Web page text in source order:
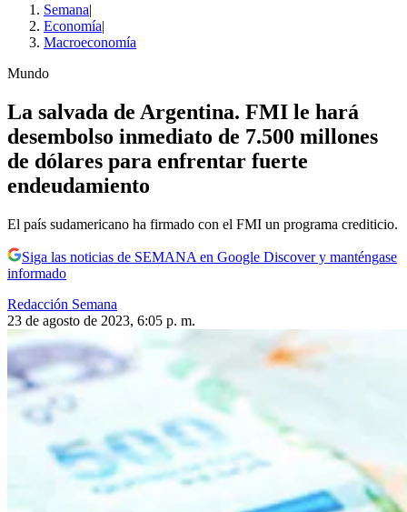
Semana|
Economía|
Macroeconomía
Mundo
La salvada de Argentina. FMI le hará
desembolso inmediato de 7.500 millones
de dólares para enfrentar fuerte
endeudamiento
El país sudamericano ha firmado con el FMI un programa crediticio.
Siga las noticias de SEMANA en Google Discover y manténgase
informado
Redacción Semana
23 de agosto de 2023, 6:05 p. m.